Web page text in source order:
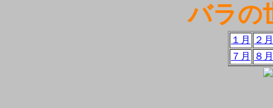
バラの
１月
２月
７月
８月